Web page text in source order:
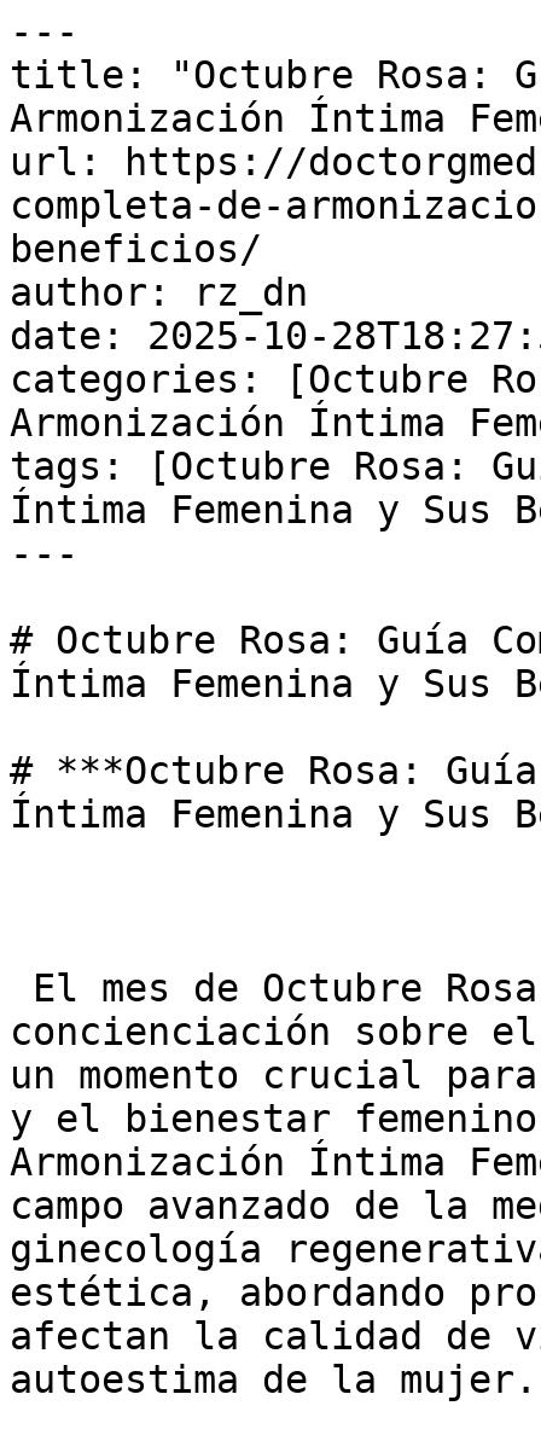
---
title: "Octubre Rosa:
Armonización Íntima
url: https://
completa-de-
beneficios/
author: rz_dn
date: 2025-10-
categories: [Octubre
Armonización Íntima
tags: [Octubre Rosa:
Íntima Femenina y Sus
---
# Octubre Rosa: Guía
Íntima Femenina y Sus
# ***Octubre Rosa:
Íntima Femenina y Sus
concienciación sobre el
un momento crucial
y el bienestar
Armonización Íntima
campo avanzado de la
ginecología
estética, abordando
afectan la calidad de
autoestima de la mujer.